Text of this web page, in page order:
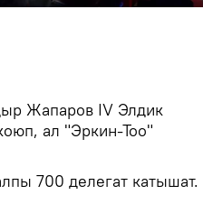
Жапаров IV Элдик
ал "Эркин-Тоо"
700 делегат катышат.